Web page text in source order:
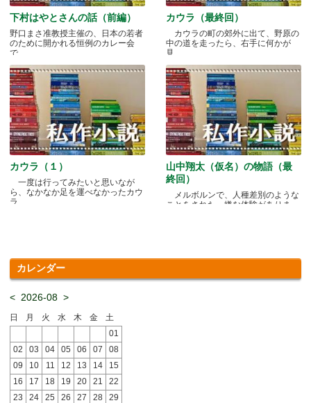
下村はやとさんの話（前編）
野口まさ准教授主催の、日本の若者
のために開かれる恒例のカレー会
で.....
カウラ（最終回）
カウラの町の郊外に出て、野原の
中の道を走ったら、右手に何かが
見.....
カウラ（１）
一度は行ってみたいと思いなが
ら、なかなか足を運べなかったカウ
ラ.....
山中翔太（仮名）の物語（最
終回）
メルボルンで、人種差別のような
ことをされた、嫌な体験がありま
カレンダー
< 2026-08 >
日 月 火 水 木 金
土
01
02
03 04 05 06 07
08
09
10 11 12 13 14
15
16
17 18 19 20 21
22
23
24 25 26 27 28
29